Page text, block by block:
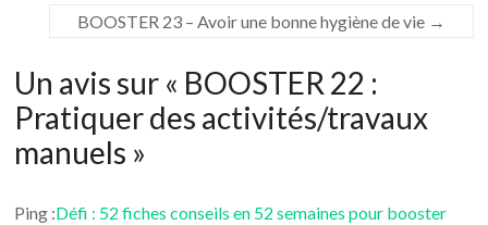
BOOSTER 23 – Avoir une bonne hygiène de vie →
Un avis sur « BOOSTER 22 :
Pratiquer des activités/travaux
manuels »
Ping :Défi : 52 fiches conseils en 52 semaines pour booster